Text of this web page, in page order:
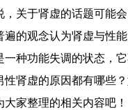
，关于肾虚的话题可能
遍的观念认为肾虚与性
一种功能失调的状态，
性肾虚的原因都有哪些
大家整理的相关内容吧！